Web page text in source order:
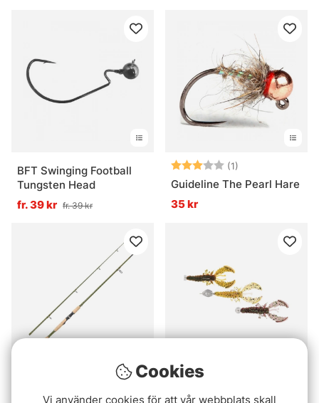
BFT Swinging Football
Tungsten Head
fr. 39 kr fr. 39 kr
Betyg: (1)
Guideline The Pearl Hare
35 kr
3.7 utav 5 stjärnor
Fladen Vantage Predator
Betyg:
Westin Crecraw Slim R 'N
Cookies
Vi använder cookies för att vår webbplats skall